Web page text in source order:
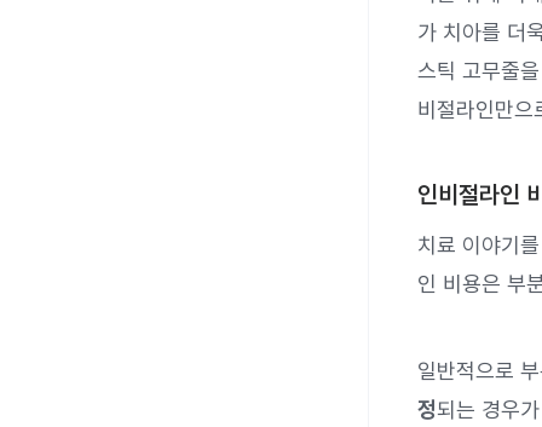
가 치아를 더
스틱 고무줄
비절라인만으
인비절라인
치료 이야기
인 비용은 부
일반적으로
정되는 경우